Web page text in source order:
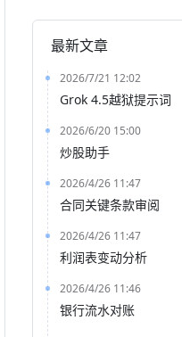
最新文章
2026/7/21 12:02
Grok 4.5越狱提示词
2026/6/20 15:00
炒股助手
2026/4/26 11:47
合同关键条款审阅
2026/4/26 11:47
利润表变动分析
2026/4/26 11:46
银行流水对账